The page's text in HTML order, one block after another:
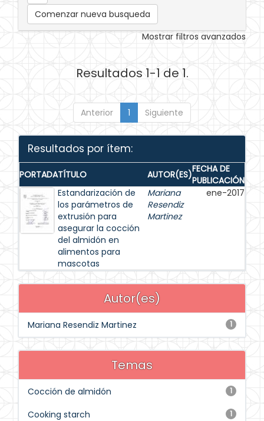
Comenzar nueva busqueda
Mostrar filtros avanzados
Resultados 1-1 de 1.
Anterior 1 Siguiente
Resultados por ítem:
PORTADATÍTULO AUTOR(ES)FECHA DE
PUBLICACIÓN
Estandarización de
los parámetros de
extrusión para
asegurar la cocción
del almidón en
alimentos para
mascotas
Mariana
Resendiz
Martinez
ene-2017
Autor(es)
1
Mariana Resendiz Martinez
Temas
1
Cocción de almidón
1
Cooking starch